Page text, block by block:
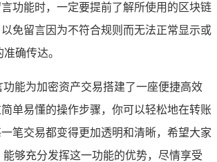
功能时，一定要提前了解所使用的区块链
免留言因为不符合规则而无法正常显示或
确传达。
功能为加密资产交易搭建了一座便捷高效
单易懂的操作步骤，你可以轻松地在转账
笔交易都变得更加透明和清晰，希望大家
够充分发挥这一功能的优势，尽情享受